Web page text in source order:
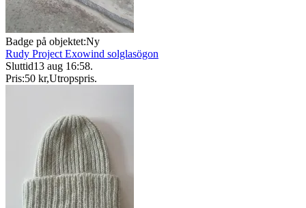
Badge på objektet:Ny
Rudy Project Exowind solglasögon
Sluttid13 aug 16:58.
Pris:50 kr,Utropspris.